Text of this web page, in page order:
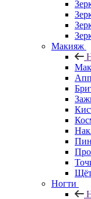
Макияж
Ногти